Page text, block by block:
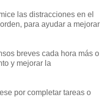
las distracciones en el
para ayudar a mejorar
breves cada hora más o
y mejorar la
por completar tareas o